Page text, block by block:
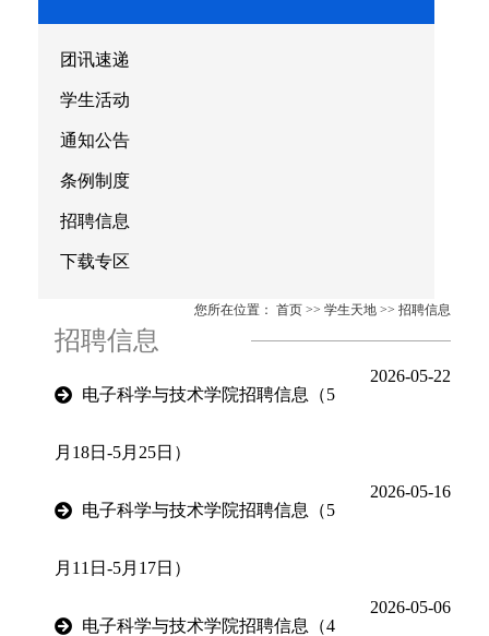
团讯速递
学生活动
通知公告
条例制度
招聘信息
下载专区
您所在位置： 首页 >> 学生天地 >> 招聘信息
招聘信息
电子科学与技术学院招聘信息（5
月18日-5月25日）
2026-05-22
电子科学与技术学院招聘信息（5
月11日-5月17日）
2026-05-16
电子科学与技术学院招聘信息（4
2026-05-06